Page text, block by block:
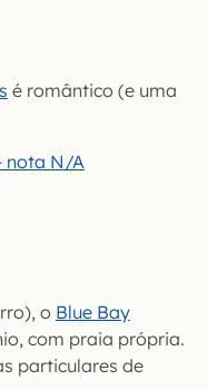
é romântico (e uma
nota N/A
o Blue Bay
com praia própria.
particulares de